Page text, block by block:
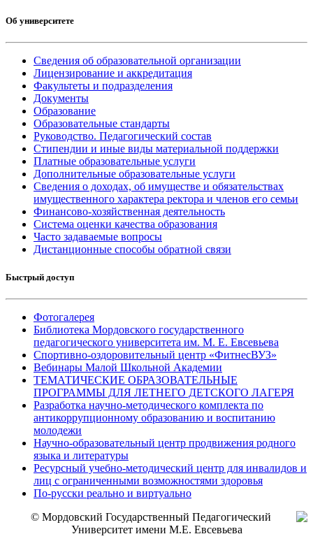
Об университете
Сведения об образовательной организации
Лицензирование и аккредитация
Факультеты и подразделения
Документы
Образование
Образовательные стандарты
Руководство. Педагогический состав
Стипендии и иные виды материальной поддержки
Платные образовательные услуги
Дополнительные образовательные услуги
Сведения о доходах, об имуществе и обязательствах
имущественного характера ректора и членов его семьи
Финансово-хозяйственная деятельность
Система оценки качества образования
Часто задаваемые вопросы
Дистанционные способы обратной связи
Быстрый доступ
Фотогалерея
Библиотека Мордовского государственного
педагогического университета им. М. Е. Евсевьева
Спортивно-оздоровительный центр «ФитнесВУЗ»
Вебинары Малой Школьной Академии
ТЕМАТИЧЕСКИЕ ОБРАЗОВАТЕЛЬНЫЕ
ПРОГРАММЫ ДЛЯ ЛЕТНЕГО ДЕТСКОГО ЛАГЕРЯ
Разработка научно-методического комплекта по
антикоррупционному образованию и воспитанию
молодежи
Научно-образовательный центр продвижения родного
языка и литературы
Ресурсный учебно-методический центр для инвалидов и
лиц с ограниченными возможностями здоровья
По-русски реально и виртуально
© Мордовский Государственный Педагогический
Университет имени М.Е. Евсевьева